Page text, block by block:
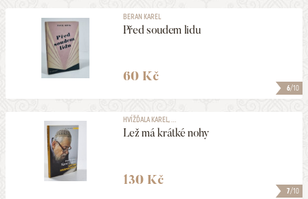
6/10
BERAN KAREL
Před soudem lidu
60 Kč
7/10
HVÍŽĎALA KAREL, ...
Lež má krátké nohy
130 Kč